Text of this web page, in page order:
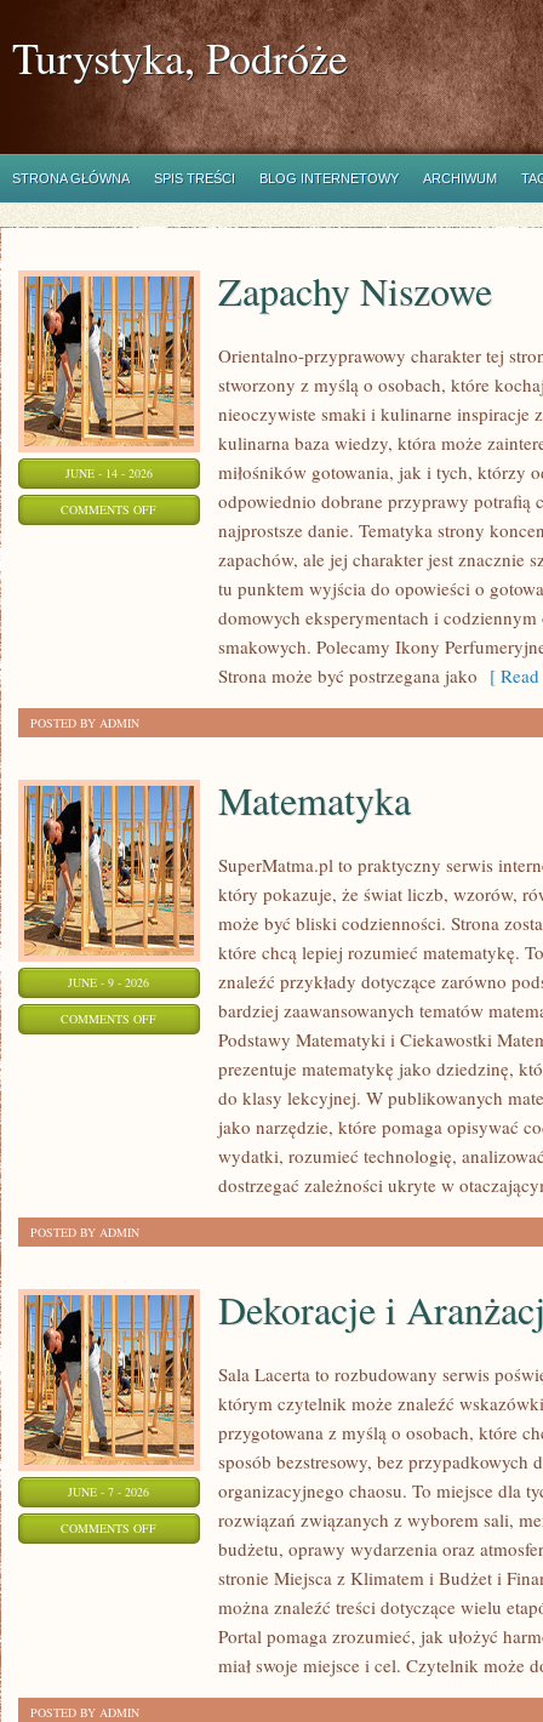
Turystyka, Podróże
STRONA GŁÓWNA SPIS TREŚCI BLOG INTERNETOWY ARCHIWUM
JUNE - 14 - 2026
COMMENTS OFFON
Zapachy Niszowe
Orientalno-przyprawowy charakter tej
stworzony z myślą o osobach, które
nieoczywiste smaki i kulinarne inspiracje
kulinarna baza wiedzy, która może
miłośników gotowania, jak i tych, którzy
odpowiednio dobrane przyprawy potrafią
najprostsze danie. Tematyka strony
zapachów, ale jej charakter jest znacznie
tu punktem wyjścia do opowieści o
domowych eksperymentach i
smakowych. Polecamy Ikony
Strona może być postrzegana jako [
POSTED BY ADMIN
JUNE - 9 - 2026
COMMENTS OFFON
MATEMATYKA
Matematyka
SuperMatma.pl to praktyczny serwis
który pokazuje, że świat liczb, wzorów,
może być bliski codzienności. Strona
które chcą lepiej rozumieć matematykę.
znaleźć przykłady dotyczące zarówno
bardziej zaawansowanych tematów
Podstawy Matematyki i Ciekawostki
prezentuje matematykę jako dziedzinę,
do klasy lekcyjnej. W publikowanych
jako narzędzie, które pomaga opisywać
wydatki, rozumieć technologię,
dostrzegać zależności ukryte w
POSTED BY ADMIN
JUNE - 7 - 2026
COMMENTS OFFON
DEKORACJE
ARANŻACJE
Dekoracje i
Sala Lacerta to rozbudowany serwis
którym czytelnik może znaleźć
przygotowana z myślą o osobach, które
sposób bezstresowy, bez przypadkowych
organizacyjnego chaosu. To miejsce dla
rozwiązań związanych z wyborem sali,
budżetu, oprawy wydarzenia oraz
stronie Miejsca z Klimatem i Budżet i
można znaleźć treści dotyczące wielu
Portal pomaga zrozumieć, jak ułożyć
miał swoje miejsce i cel. Czytelnik może
POSTED BY ADMIN